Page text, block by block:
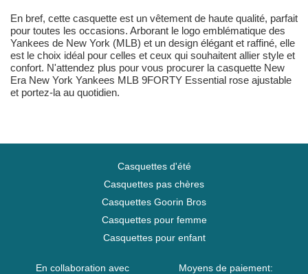
En bref, cette casquette est un vêtement de haute qualité, parfait
pour toutes les occasions. Arborant le logo emblématique des
Yankees de New York (MLB) et un design élégant et raffiné, elle
est le choix idéal pour celles et ceux qui souhaitent allier style et
confort. N'attendez plus pour vous procurer la casquette New
Era New York Yankees MLB 9FORTY Essential rose ajustable
et portez-la au quotidien.
Casquettes d'été
Casquettes pas chères
Casquettes Goorin Bros
Casquettes pour femme
Casquettes pour enfant
En collaboration avec
Moyens de paiement: